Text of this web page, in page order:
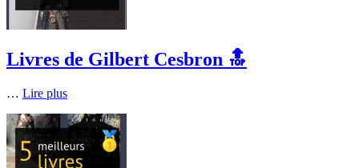
Livres de Gilbert Cesbron 🔝
… Lire plus